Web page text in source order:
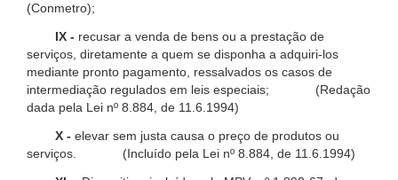
(Conmetro);
IX - recusar a venda de bens ou a prestação de
serviços, diretamente a quem se disponha a adquiri-los
mediante pronto pagamento, ressalvados os casos de
intermediação regulados em leis especiais; (Redação
dada pela Lei nº 8.884, de 11.6.1994)
X - elevar sem justa causa o preço de produtos ou
serviços. (Incluído pela Lei nº 8.884, de 11.6.1994)